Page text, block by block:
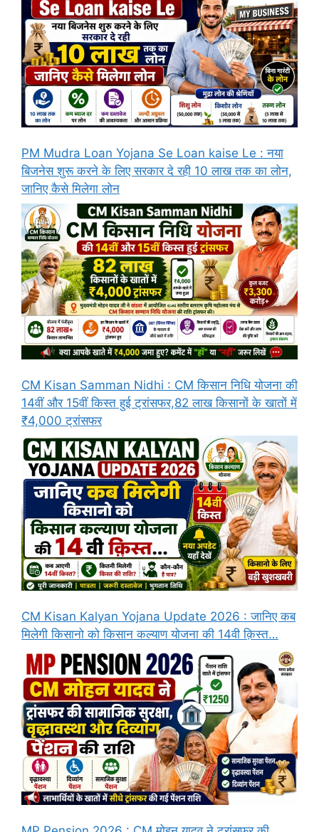
PM Mudra Loan Yojana Se Loan kaise Le : नया
बिजनेस शुरू करने के लिए सरकार दे रही 10 लाख तक का लोन,
जानिए कैसे मिलेगा लोन
CM Kisan Samman Nidhi : CM किसान निधि योजना की
14वीं और 15वीं किस्त हुई ट्रांसफर,82 लाख किसानों के खातों में
₹4,000 ट्रांसफर
CM Kisan Kalyan Yojana Update 2026 : जानिए कब
मिलेगी किसानो को किसान कल्याण योजना की 14वी क़िस्त…